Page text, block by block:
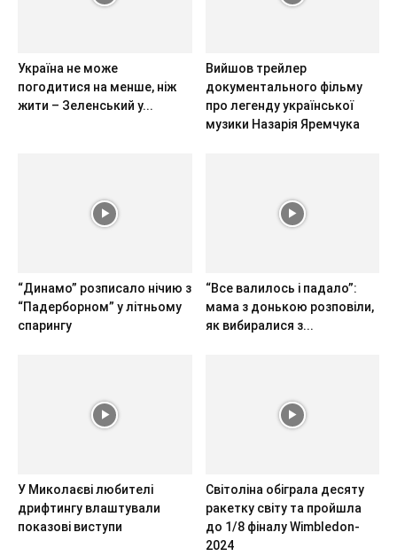
Україна не може
погодитися на менше, ніж
жити – Зеленський у...
Вийшов трейлер
документального фільму
про легенду української
музики Назарія Яремчука
“Динамо” розписало нічию з
“Падерборном” у літньому
спарингу
“Все валилось і падало”:
мама з донькою розповіли,
як вибиралися з...
У Миколаєві любителі
дрифтингу влаштували
показові виступи
Світоліна обіграла десяту
ракетку світу та пройшла
до 1/8 фіналу Wimbledon-
2024